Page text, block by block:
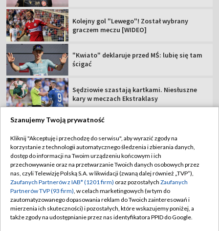
Kolejny gol "Lewego"! Został wybrany
graczem meczu [WIDEO]
"Kwiato" deklaruje przed MŚ: lubię się tam
ścigać
Sędziowie szastają kartkami. Niesłuszne
kary w meczach Ekstraklasy
Triumfatorka TdFF zabrała głos. Oceniła
Kroniki Tour de Pologne #7 (09.08.2026)
TVP
Szanujemy Twoją prywatność
Kliknij "Akceptuję i przechodzę do serwisu", aby wyrazić zgody na
korzystanie z technologii automatycznego śledzenia i zbierania danych,
dostęp do informacji na Twoim urządzeniu końcowym i ich
przechowywanie oraz na przetwarzanie Twoich danych osobowych przez
nas, czyli Telewizję Polską S.A. w likwidacji (zwaną dalej również „TVP”),
Zaufanych Partnerów z IAB* (1201 firm) oraz pozostałych Zaufanych
Partnerów TVP (93 firm), w celach marketingowych (w tym do
zautomatyzowanego dopasowania reklam do Twoich zainteresowań i
mierzenia ich skuteczności) i pozostałych, które wskazujemy poniżej, a
także zgody na udostępnianie przez nas identyfikatora PPID do Google.